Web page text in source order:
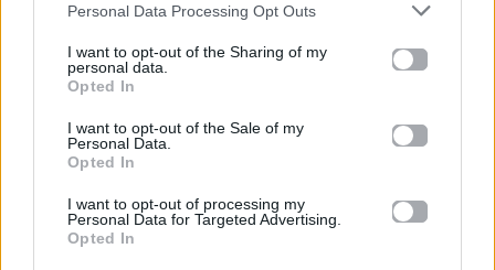
Personal Data Processing Opt Outs
I want to opt-out of the Sharing of my
personal data.
Opted In
I want to opt-out of the Sale of my
Personal Data.
Opted In
I want to opt-out of processing my
Personal Data for Targeted Advertising.
Opted In
Για σχόλια, μηνύματα ή φωτογραφικό υλικό
σχετικά με τοMad.gr, επισκεφτείτε μας στο
Facebook, επικοινωνήστε μέσω
skincare
Ακολουθήστε το